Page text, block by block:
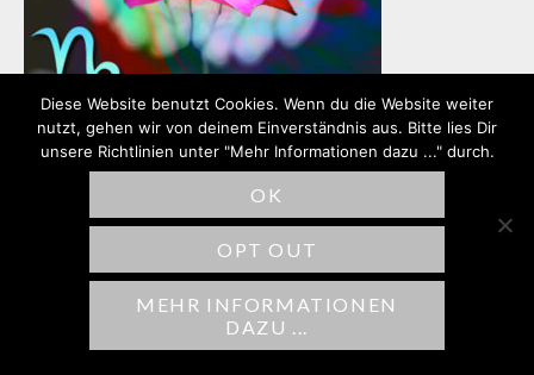
SCHREIBE EINEN
KOMMENTAR
Deine E-Mail-Adresse wird nicht
veröffentlicht. Erforderliche Felder sind
Diese Website benutzt Cookies. Wenn du die Website weiter
nutzt, gehen wir von deinem Einverständnis aus. Bitte lies Dir
unsere Richtlinien unter "Mehr Informationen dazu ..." durch.
OK
OPT OUT
MEHR INFORMATIONEN
DAZU ...